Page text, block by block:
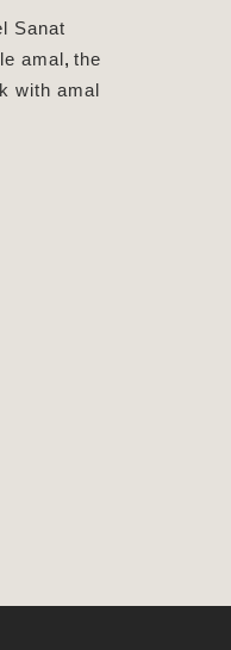
Sanat
amal, the
with amal